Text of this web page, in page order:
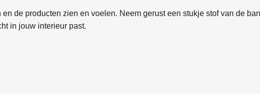
de producten zien en voelen. Neem gerust een stukje stof van de
in jouw interieur past.